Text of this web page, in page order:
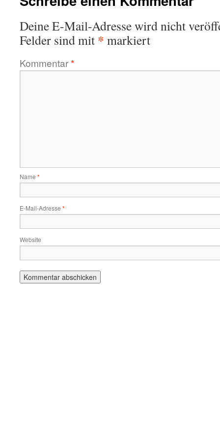
Deine E-Mail-Adresse wird nicht
Felder sind mit * markiert
Kommentar*
Name *
E-Mail-Adresse *
Website